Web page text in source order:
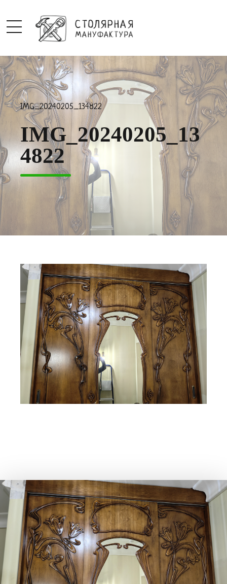
IMG_20240205_134822
IMG_20240205_13
4822